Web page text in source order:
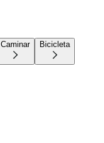
Caminar Bicicleta